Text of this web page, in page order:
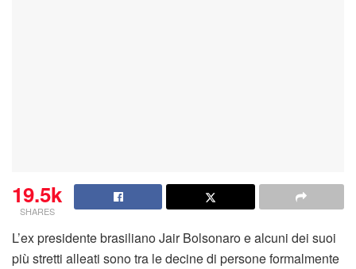
19.5k
SHARES
L’ex presidente brasiliano Jair Bolsonaro e alcuni dei suoi
più stretti alleati sono tra le decine di persone formalmente